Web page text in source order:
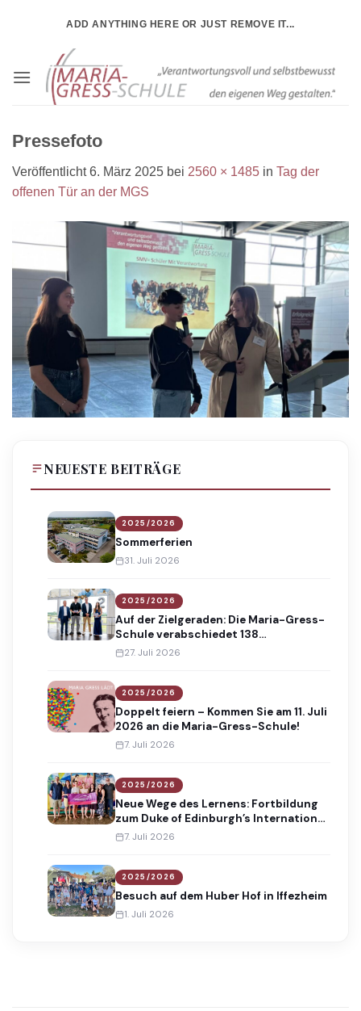
ADD ANYTHING HERE OR JUST REMOVE IT...
Pressefoto
Veröffentlicht6. März 2025 bei 2560 × 1485 in Tag der
offenen Tür an der MGS
NEUESTE BEITRÄGE
2025/2026
Sommerferien
31. Juli 2026
2025/2026
Auf der Zielgeraden: Die Maria-Gress-
Schule verabschiedet 138
Absolventinnen und Absolventen
27. Juli 2026
2025/2026
Doppelt feiern – Kommen Sie am 11. Juli
2026 an die Maria-Gress-Schule!
7. Juli 2026
2025/2026
Neue Wege des Lernens: Fortbildung
zum Duke of Edinburgh’s International
Award
7. Juli 2026
2025/2026
Besuch auf dem Huber Hof in Iffezheim
1. Juli 2026